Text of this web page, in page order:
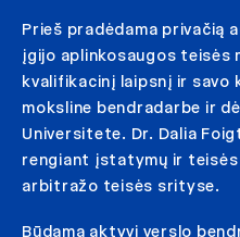
Prieš pradėdama privačią
įgijo aplinkosaugos teisės
kvalifikacinį laipsnį ir savo
moksline bendradarbe ir
Universitete. Dr. Dalia
rengiant įstatymų ir
arbitražo teisės srityse.
Būdama aktyvi verslo